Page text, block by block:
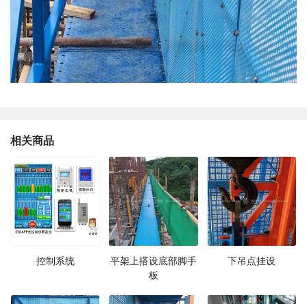
相关商品
控制系统
平架上搭设底部脚手
板
下吊点挂设